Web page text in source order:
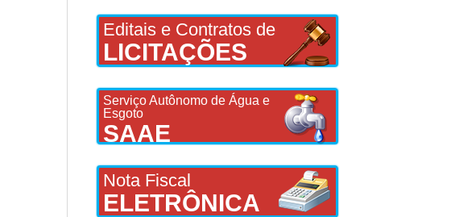
Editais e Contratos de
LICITAÇÕES
Serviço Autônomo de Água e
Esgoto
SAAE
Nota Fiscal
ELETRÔNICA